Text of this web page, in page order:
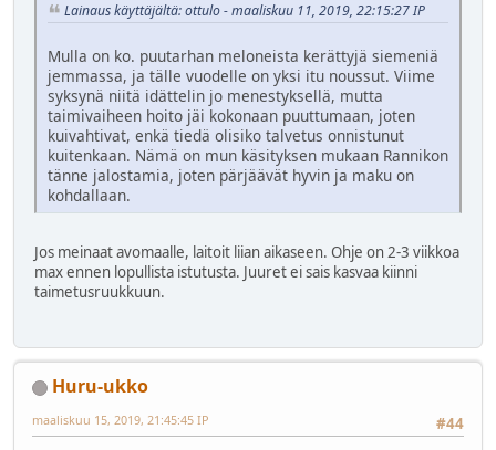
Lainaus käyttäjältä: ottulo - maaliskuu 11, 2019, 22:15:27 IP
Mulla on ko. puutarhan meloneista kerättyjä siemeniä
jemmassa, ja tälle vuodelle on yksi itu noussut. Viime
syksynä niitä idättelin jo menestyksellä, mutta
taimivaiheen hoito jäi kokonaan puuttumaan, joten
kuivahtivat, enkä tiedä olisiko talvetus onnistunut
kuitenkaan. Nämä on mun käsityksen mukaan Rannikon
tänne jalostamia, joten pärjäävät hyvin ja maku on
kohdallaan.
Jos meinaat avomaalle, laitoit liian aikaseen. Ohje on 2-3 viikkoa
max ennen lopullista istutusta. Juuret ei sais kasvaa kiinni
taimetusruukkuun.
Huru-ukko
#44
maaliskuu 15, 2019, 21:45:45 IP